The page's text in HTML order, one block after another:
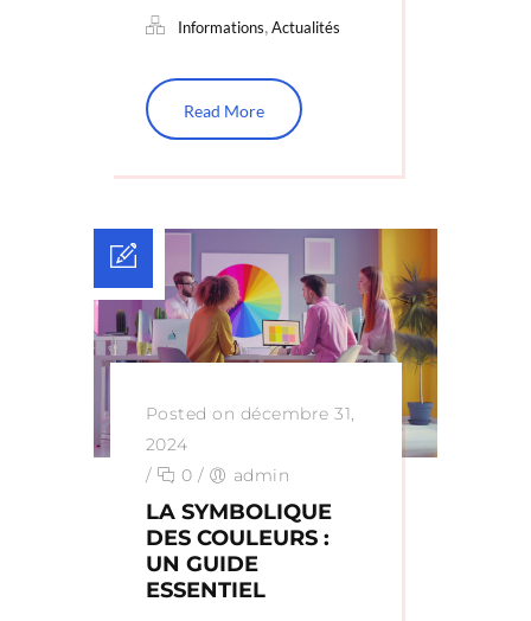
Informations,Actualités
Read More
Posted on décembre 31,
2024
/
0 / admin
LA SYMBOLIQUE
DES COULEURS :
UN GUIDE
ESSENTIEL